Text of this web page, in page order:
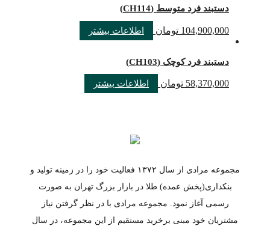
دستبند فرد متوسط (CH114)
104,900,000 تومان اطلاعات بیشتر
دستبند فرد کوچک (CH103)
58,370,000 تومان اطلاعات بیشتر
مجموعه مرادی از سال ۱۳۷۲ فعالیت خود را در زمینه تولید و
بنکداری(پخش عمده) طلا در بازار بزرگ تهران به صورت
رسمی آغاز نمود. مجموعه مرادی با در نظر گرفتن نیاز
مشتریان خود مبنی برخرید مستقیم از این مجموعه، در سال